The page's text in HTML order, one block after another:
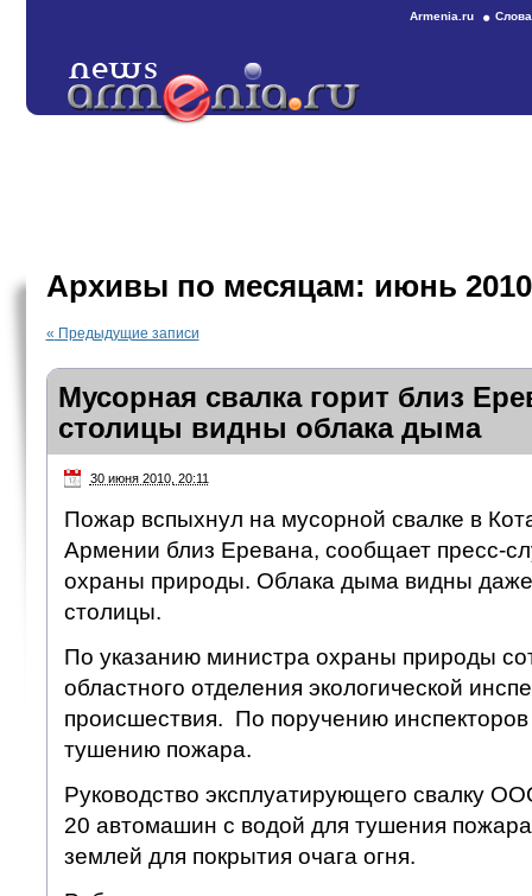
Armenia.ru
Архивы по месяцам: июнь 2010
« Предыдущие записи
Мусорная свалка горит близ
столицы видны облака дыма
30 июня 2010, 20:11
Пожар вспыхнул на мусорной свалке в
Армении близ Еревана, сообщает пресс-
охраны природы. Облака дыма видны даже
столицы.
По указанию министра охраны природы
областного отделения экологической
происшествия. По поручению
тушению пожара.
Руководство эксплуатирующего свалку
20 автомашин с водой для тушения
землей для покрытия очага огня.